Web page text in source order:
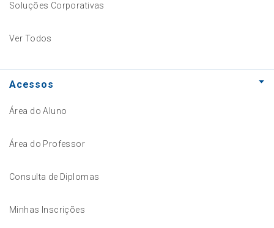
Soluções Corporativas
Ver Todos
Acessos
Área do Aluno
Área do Professor
Consulta de Diplomas
Minhas Inscrições